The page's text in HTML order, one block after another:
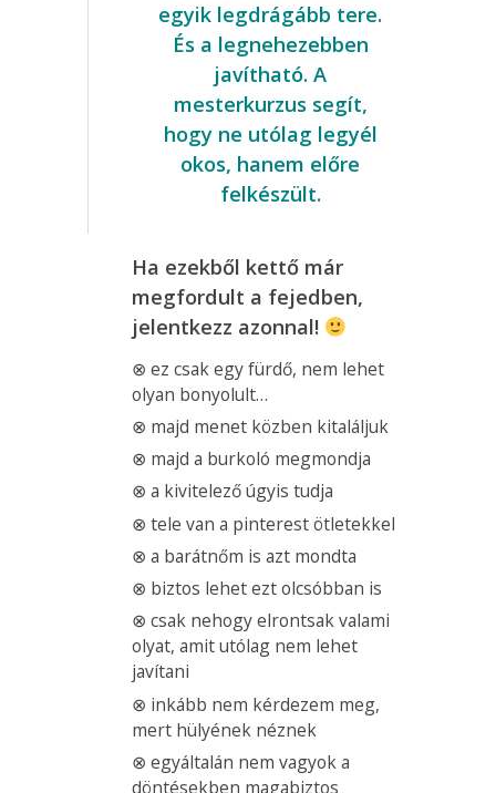
egyik legdrágább tere.
És a legnehezebben
javítható. A
mesterkurzus segít,
hogy ne utólag legyél
okos, hanem előre
felkészült.
Ha ezekből kettő már
megfordult a fejedben,
jelentkezz azonnal!
⊗ ez csak egy fürdő, nem lehet
olyan bonyolult…
⊗ majd menet közben kitaláljuk
⊗ majd a burkoló megmondja
⊗ a kivitelező úgyis tudja
⊗ tele van a pinterest ötletekkel
⊗ a barátnőm is azt mondta
⊗ biztos lehet ezt olcsóbban is
⊗ csak nehogy elrontsak valami
olyat, amit utólag nem lehet
javítani
⊗ inkább nem kérdezem meg,
mert hülyének néznek
⊗ egyáltalán nem vagyok a
döntésekben magabiztos